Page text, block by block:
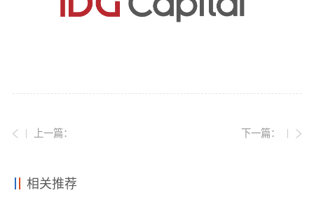
上一篇： 下一篇：
相关推荐